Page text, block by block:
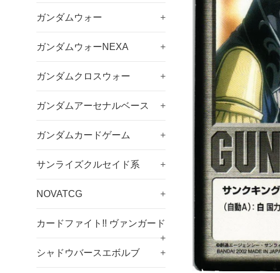
ガンダムウォー +
ガンダムウォーNEXA +
ガンダムクロスウォー +
ガンダムアーセナルベース +
ガンダムカードゲーム +
サンライズクルセイド系 +
NOVATCG +
カードファイト!! ヴァンガード
+
シャドウバースエボルブ
+